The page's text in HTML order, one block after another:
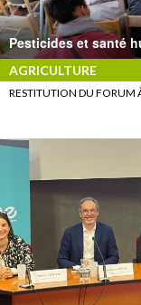
Pesticides et santé
AGRICULTURE
RESTITUTION DU FORUM